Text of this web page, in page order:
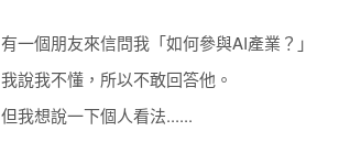
有一個朋友來信問我「如何參與AI產業？」
我說我不懂，所以不敢回答他。
但我想說一下個人看法......